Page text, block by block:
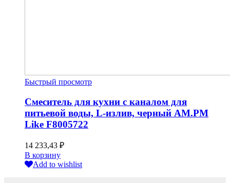
Быстрый просмотр
Смеситель для кухни с каналом для
питьевой воды, L-излив, черный AM.PM
Like F8005722
14 233,43 ₽
В корзину
Add to wishlist